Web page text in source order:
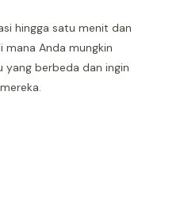
hingga satu menit dan
mana Anda mungkin
yang berbeda dan ingin